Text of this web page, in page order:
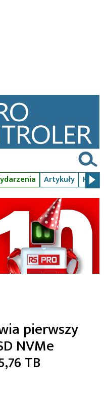
Artykuły Kursy
pierwszy
NVMe
TB